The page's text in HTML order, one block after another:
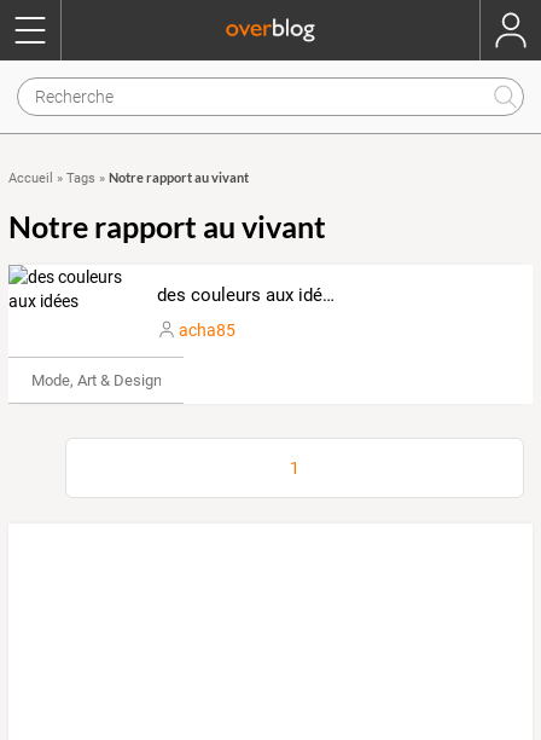
Accueil » Tags » Notre rapport au vivant
Notre rapport au vivant
des couleurs aux idées
acha85
Mode, Art & Design
1